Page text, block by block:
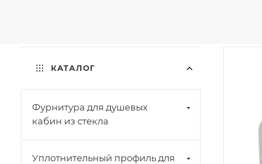
КАТАЛОГ
Фурнитура для душевых
кабин из стекла
Уплотнительный профиль для